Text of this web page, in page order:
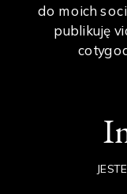
do moich
publikuję